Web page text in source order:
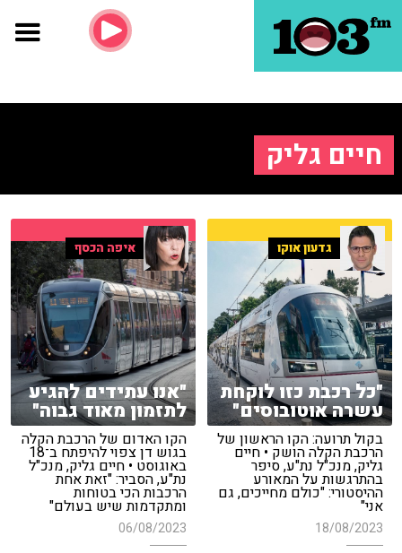
חיים גליק
גדעון אוקו
"כל רכבת כזו לוקחת
עשרה אוטובוסים"
בקול תרועה: הקו הראשון של
הרכבת הקלה הושק • חיים
גליק, מנכ"ל נת"ע, סיפר
בהתרגשות על המאורע
ההיסטורי: "כולם מחייכים, גם
אני"
18/08/2023
איפה הכסף
"אנו עתידים להגיע
לתזמון מאוד גבוה"
הקו האדום של הרכבת הקלה
בגוש דן צפוי להיפתח ב־18
באוגוסט • חיים גליק, מנכ"ל
נת"ע, הסביר: "זאת אחת
הרכבות הכי בטוחות
ומתקדמות שיש בעולם"
06/08/2023